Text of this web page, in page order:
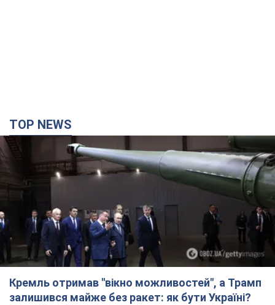
TOP NEWS
Кремль отримав "вікно можливостей", а Трамп
залишився майже без ракет: як бути Україні?